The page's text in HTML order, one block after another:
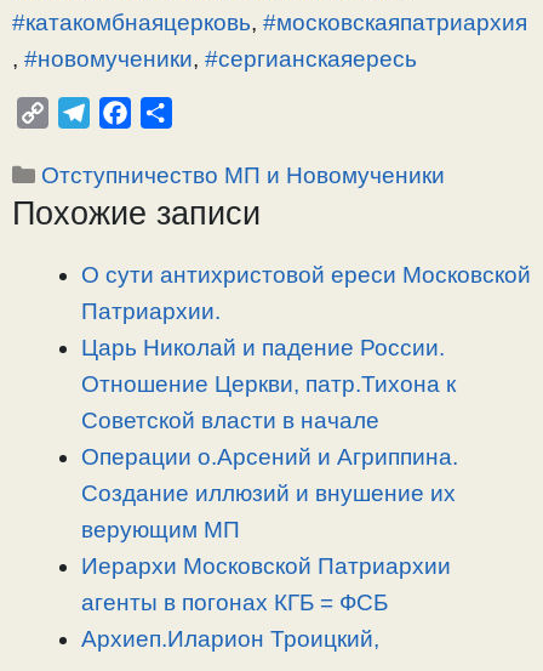
#катакомбнаяцерковь, #московскаяпатриархия
, #новомученики, #сергианскаяересь
p
y
l
e
r
a
c
e
o
п
р
в
Рубрики
Отступничество МП и Новомученики
Похожие записи
О сути антихристовой ереси Московской
Патриархии.
Царь Николай и падение России.
Отношение Церкви, патр.Тихона к
Советской власти в начале
Операции о.Арсений и Агриппина.
Создание иллюзий и внушение их
верующим МП
Иерархи Московской Патриархии
агенты в погонах КГБ = ФСБ
Архиеп.Иларион Троицкий,